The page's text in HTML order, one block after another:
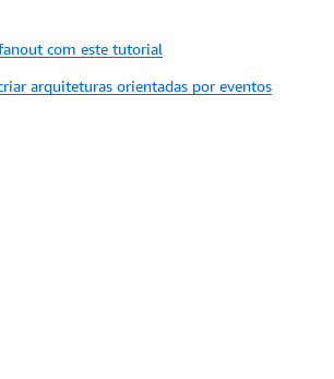
com este tutorial
arquiteturas orientadas por eventos